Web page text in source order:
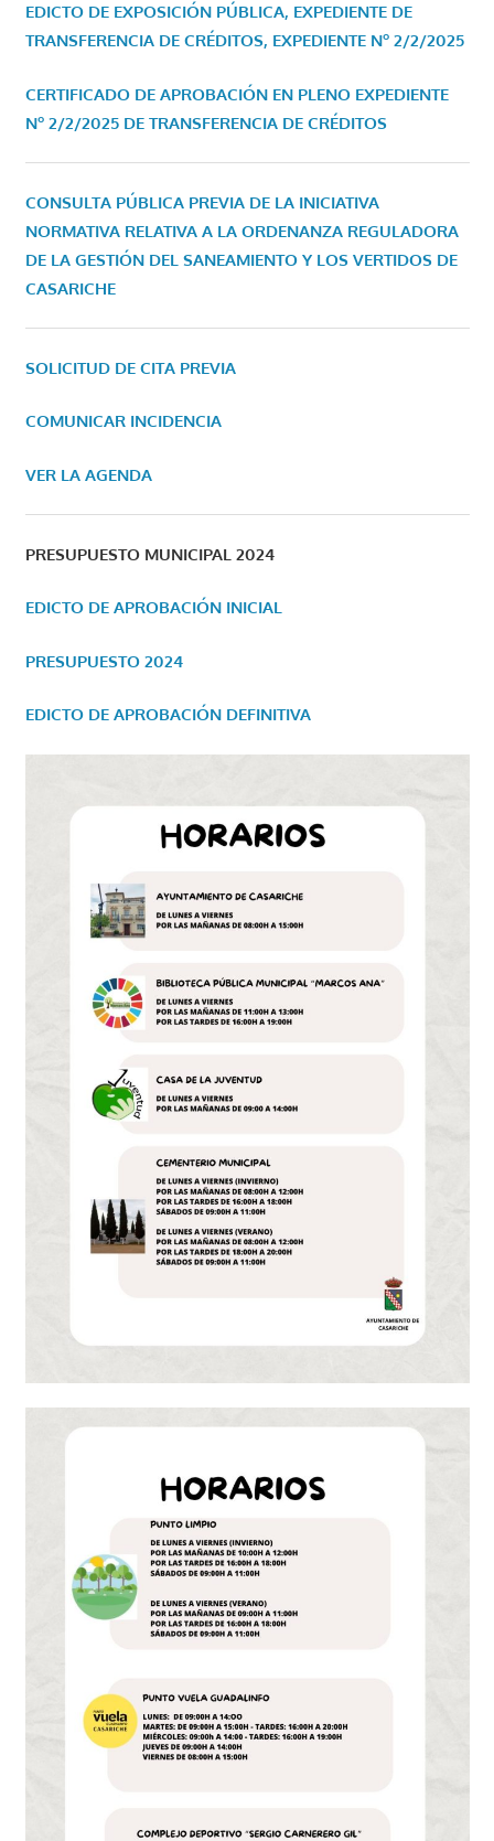
EDICTO DE EXPOSICIÓN PÚBLICA, EXPEDIENTE DE
TRANSFERENCIA DE CRÉDITOS, EXPEDIENTE Nº 2/2/2025
CERTIFICADO DE APROBACIÓN EN PLENO EXPEDIENTE
Nº 2/2/2025 DE TRANSFERENCIA DE CRÉDITOS
CONSULTA PÚBLICA PREVIA DE LA INICIATIVA
NORMATIVA RELATIVA A LA ORDENANZA REGULADORA
DE LA GESTIÓN DEL SANEAMIENTO Y LOS VERTIDOS DE
CASARICHE
SOLICITUD DE CITA PREVIA
COMUNICAR INCIDENCIA
VER LA AGENDA
PRESUPUESTO MUNICIPAL 2024
EDICTO DE APROBACIÓN INICIAL
PRESUPUESTO 2024
EDICTO DE APROBACIÓN DEFINITIVA